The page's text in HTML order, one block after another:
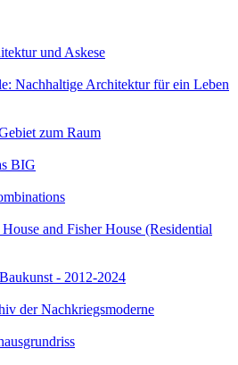
und Askese
Nachhaltige Architektur für ein Leben
zum Raum
BIG
and Fisher House (Residential
- 2012-2024
der Nachkriegsmoderne